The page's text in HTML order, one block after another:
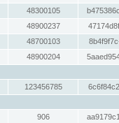
48300105
48900237
48700103
48900204
123456785
906